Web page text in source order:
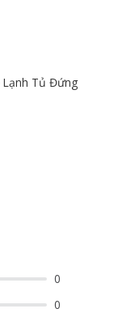
Tủ Đứng
0
0